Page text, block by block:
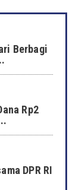
Berbagi
Rp2
DPR RI